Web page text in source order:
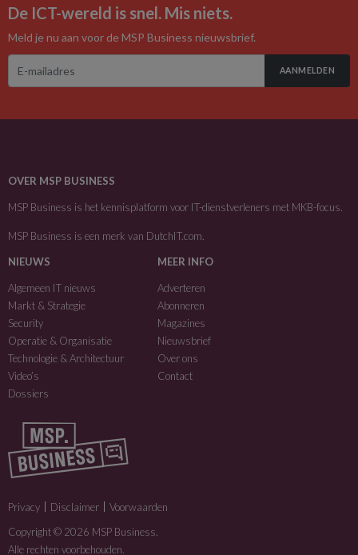
De ICT-wereld is snel. Mis niets.
Meld je nu aan voor de MSP Business nieuwsbrief.
AANMELDEN
OVER MSP BUSINESS
MSP Business is het kennisplatform voor IT-dienstverleners met MKB-focus.
MSP Business is een merk van DutchIT.com
NIEUWS
Algemeen IT nieuws
Markt & Strategie
Security
Operatie & Organisatie
Technologie & Architectuur
Video’s
Dossiers
MEER INFO
Adverteren
Abonneren
Magazines
Nieuwsbrief
Over ons
Contact
Privacy Disclaimer
Voorwaarden
Copyright © 2026 MSP Business.
Alle rechten voorbehouden.